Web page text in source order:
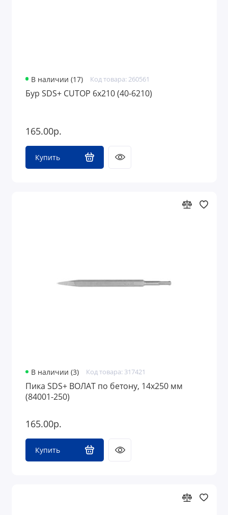
В наличии (17) Код товара: 260561
Бур SDS+ CUTOP 6х210 (40-6210)
165.00р.
Купить
В наличии (3) Код товара: 317421
Пика SDS+ ВОЛАТ по бетону, 14х250 мм
(84001-250)
165.00р.
Купить